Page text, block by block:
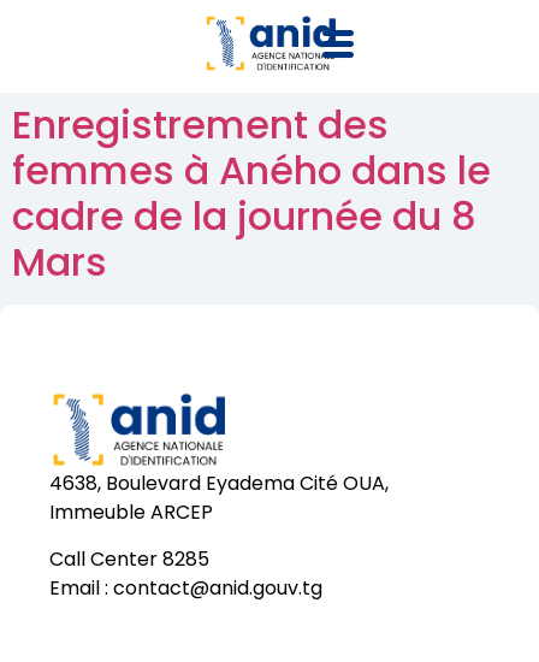
Enregistrement des
femmes à Aného dans le
cadre de la journée du 8
Mars
4638, Boulevard Eyadema Cité OUA,
Immeuble ARCEP
Call Center 8285
Email : contact@anid.gouv.tg